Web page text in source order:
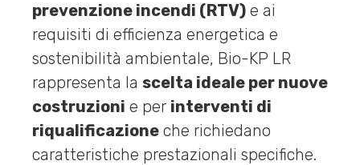
prevenzione incendi (RTV) e ai
requisiti di efficienza energetica e
sostenibilità ambientale, Bio-KP LR
rappresenta la scelta ideale per nuove
costruzioni e per interventi di
riqualificazione che richiedano
caratteristiche prestazionali specifiche.